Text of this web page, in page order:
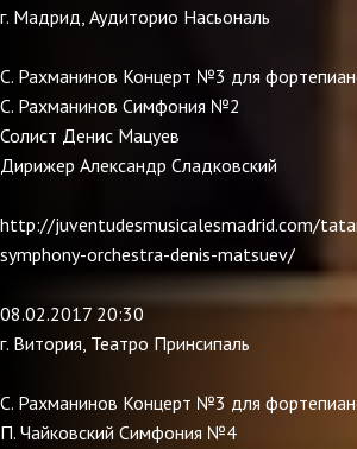
г. Мадрид, Аудиторио Насьональ
С. Рахманинов Концерт №3 для
С. Рахманинов Симфония №2
Солист Денис Мацуев
Дирижер Александр Сладковский
http://juventudesmusicalesmadrid.com/
symphony-orchestra-denis-matsuev/
08.02.2017 20:30
г. Витория, Театро Принсипаль
С. Рахманинов Концерт №3 для
П. Чайковский Симфония №4